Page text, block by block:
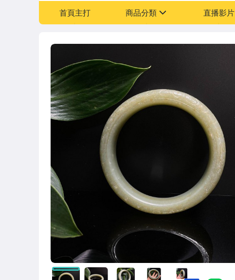
首頁主打 商品分類
居家、家具與園藝
偶像、球員卡與郵幣
女裝與服飾配件
手錶與飾品配件
直播影片